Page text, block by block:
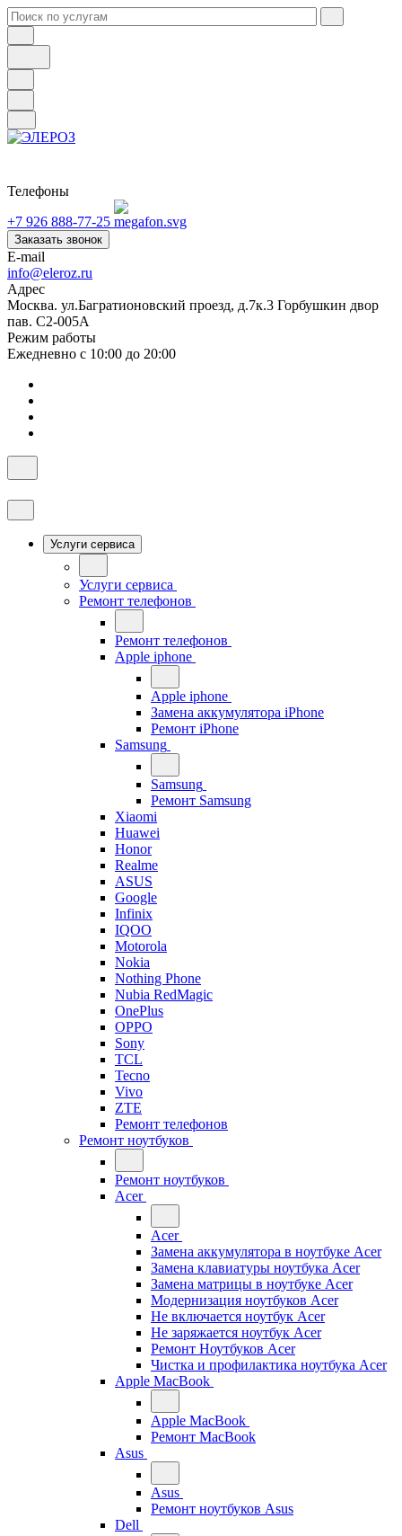
Телефоны
+7 926 888-77-25
Заказать звонок
E-mail
info@eleroz.ru
Адрес
Москва. ул.Багратионовский проезд, д.7к.3 Горбушкин двор
пав. C2-005A
Режим работы
Ежедневно с 10:00 до 20:00
Услуги сервиса
Услуги сервиса
Ремонт телефонов
Ремонт телефонов
Apple iphone
Apple iphone
Замена аккумулятора iPhone
Ремонт iPhone
Samsung
Samsung
Ремонт Samsung
Xiaomi
Huawei
Honor
Realme
ASUS
Google
Infinix
IQOO
Motorola
Nokia
Nothing Phone
Nubia RedMagic
OnePlus
OPPO
Sony
TCL
Tecno
Vivo
ZTE
Ремонт телефонов
Ремонт ноутбуков
Ремонт ноутбуков
Acer
Acer
Замена аккумулятора в ноутбуке Acer
Замена клавиатуры ноутбука Acer
Замена матрицы в ноутбуке Acer
Модернизация ноутбуков Acer
Не включается ноутбук Acer
Не заряжается ноутбук Acer
Ремонт Ноутбуков Acer
Чистка и профилактика ноутбука Acer
Apple MacBook
Apple MacBook
Ремонт MacBook
Asus
Asus
Ремонт ноутбуков Asus
Dell